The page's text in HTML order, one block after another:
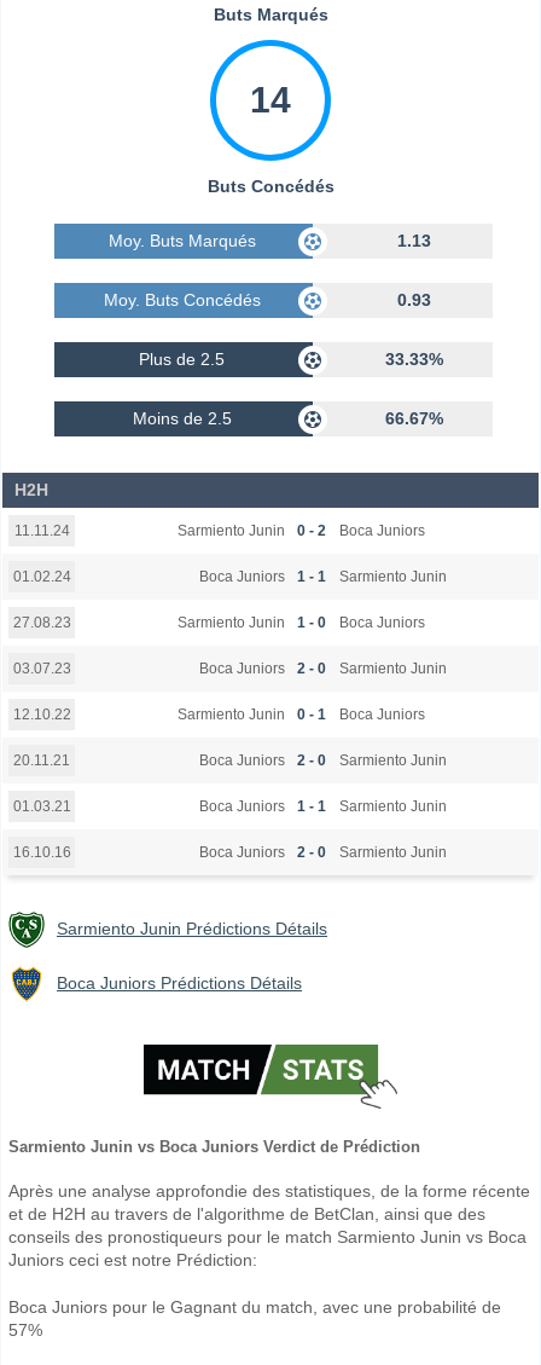
Buts Marqués
14
Buts Concédés
Moy. Buts Marqués 1.13
Moy. Buts Concédés 0.93
Plus de 2.5 33.33%
Moins de 2.5 66.67%
H2H
11.11.24 Sarmiento Junin 0 - 2 Boca Juniors
01.02.24 Boca Juniors 1 - 1 Sarmiento Junin
27.08.23 Sarmiento Junin 1 - 0 Boca Juniors
03.07.23 Boca Juniors 2 - 0 Sarmiento Junin
12.10.22 Sarmiento Junin 0 - 1 Boca Juniors
20.11.21 Boca Juniors 2 - 0 Sarmiento Junin
01.03.21 Boca Juniors 1 - 1 Sarmiento Junin
16.10.16 Boca Juniors 2 - 0 Sarmiento Junin
Sarmiento Junin Prédictions Détails
Boca Juniors Prédictions Détails
Sarmiento Junin vs Boca Juniors Verdict de Prédiction
Après une analyse approfondie des statistiques, de la forme récente
et de H2H au travers de l'algorithme de BetClan, ainsi que des
conseils des pronostiqueurs pour le match Sarmiento Junin vs Boca
Juniors ceci est notre Prédiction:
Boca Juniors pour le Gagnant du match, avec une probabilité de
57%